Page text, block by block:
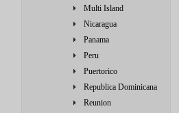
Multi Island
Nicaragua
Panama
Peru
Puertorico
Republica Dominicana
Reunion